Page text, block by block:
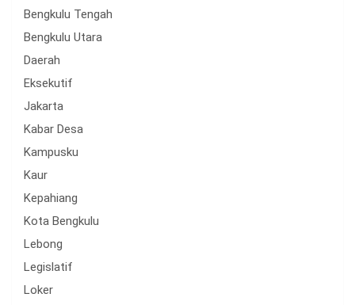
Bengkulu Tengah
Bengkulu Utara
Daerah
Eksekutif
Jakarta
Kabar Desa
Kampusku
Kaur
Kepahiang
Kota Bengkulu
Lebong
Legislatif
Loker